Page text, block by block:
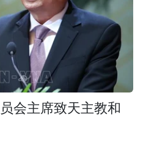
会主席致天主教和